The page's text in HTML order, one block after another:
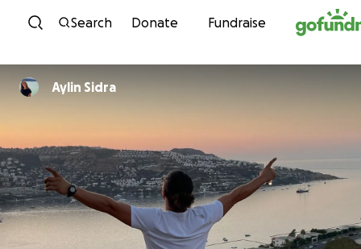
Skip to content
Search Donate Fundraise
Aylin Sidra